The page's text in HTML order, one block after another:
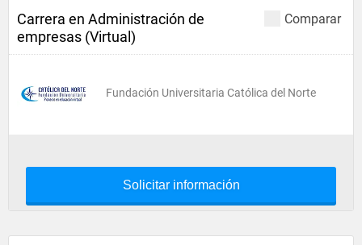
Comparar
Carrera en Administración de
empresas (Virtual)
Fundación Universitaria Católica del Norte
Solicitar información